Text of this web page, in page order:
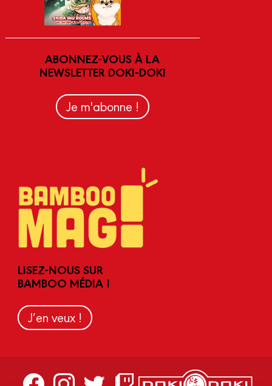
ABONNEZ-VOUS À LA
NEWSLETTER DOKI-DOKI
Je m'abonne !
LISEZ-NOUS SUR
BAMBOO MÉDIA !
J’en veux !